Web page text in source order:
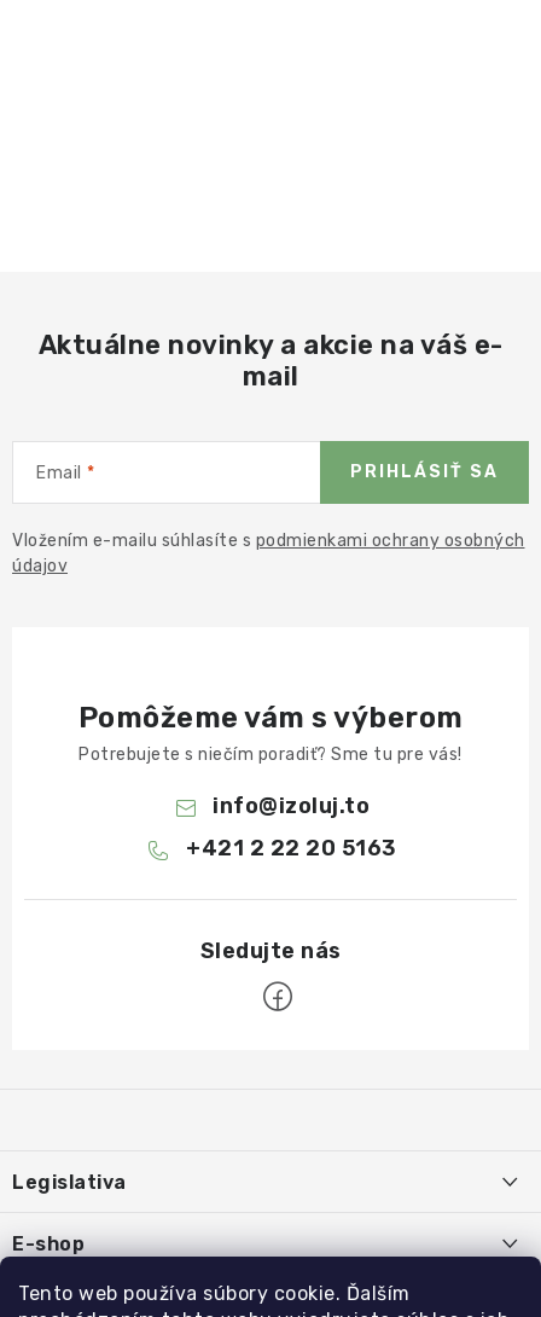
Tento web používa súbory cookie. Ďalším
Aktuálne novinky a akcie na váš e-
mail
Email
Vložením e-mailu súhlasíte s podmienkami ochrany osobných
údajov
PRIHLÁSIŤ SA
Pomôžeme vám s výberom
Potrebujete s niečím poradiť? Sme tu pre vás!
info@izoluj.to
+421 2 22 20 5163
ä
e
Legislativa
E-shop
O nás
Rýchle odkazy: